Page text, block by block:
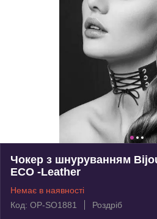
Чокер з шнуруванням
ECO -Leather
Немає в наявності
Код: OP-SO1881
Роздріб